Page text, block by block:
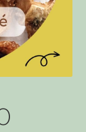
menu
Ouvrir
enfant